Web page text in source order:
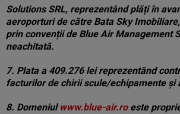
Solutions SRL, reprezentând plăți în
aeroporturi de către Bata Sky
prin convenții de Blue Air Management
neachitată.
7. Plata a 409.276 lei reprezentând
facturilor de chirii scule/echipamente și
8. Domeniul www.blue-air.roeste